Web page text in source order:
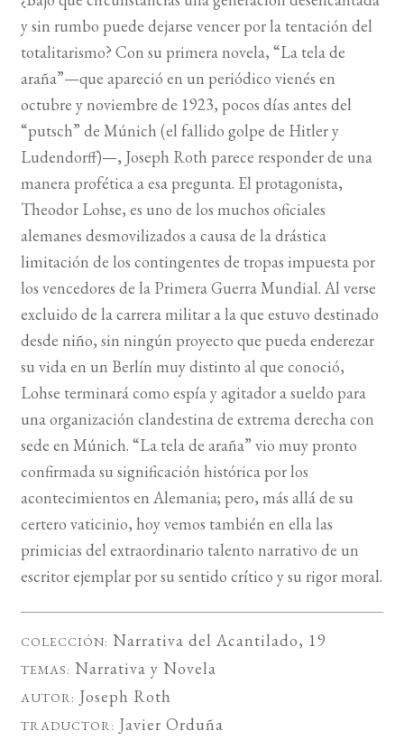
BUSCAR
LISTA DE LIBROS
y sin rumbo puede dejarse vencer por la tentación del
totalitarismo? Con su primera novela, “La tela de
araña”—que apareció en un periódico vienés en
octubre y noviembre de 1923, pocos días antes del
“putsch” de Múnich (el fallido golpe de Hitler y
Ludendorff)—, Joseph Roth parece responder de una
manera profética a esa pregunta. El protagonista,
Theodor Lohse, es uno de los muchos oficiales
alemanes desmovilizados a causa de la drástica
limitación de los contingentes de tropas impuesta por
los vencedores de la Primera Guerra Mundial. Al verse
excluido de la carrera militar a la que estuvo destinado
desde niño, sin ningún proyecto que pueda enderezar
su vida en un Berlín muy distinto al que conoció,
Lohse terminará como espía y agitador a sueldo para
una organización clandestina de extrema derecha con
sede en Múnich. “La tela de araña” vio muy pronto
confirmada su significación histórica por los
acontecimientos en Alemania; pero, más allá de su
certero vaticinio, hoy vemos también en ella las
primicias del extraordinario talento narrativo de un
escritor ejemplar por su sentido crítico y su rigor moral.
COLECCIÓN: Narrativa del Acantilado, 19
TEMAS: Narrativa y Novela
AUTOR: Joseph Roth
TRADUCTOR: Javier Orduña